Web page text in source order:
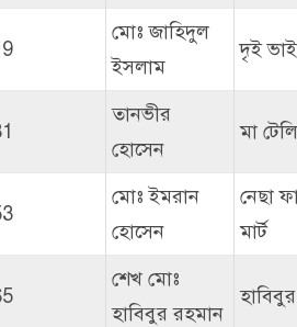
মোঃ জাহিদুল
ইসলাম
দৃই ভাই
তানভীর
হোসেন
মা
মোঃ ইমরান
হোসেন
নেছা
মার্ট
শেখ মোঃ
হাবিবুর রহমান
হাবিবুর